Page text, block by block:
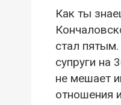
Как ты
стал
супруги на
не мешает
отношения